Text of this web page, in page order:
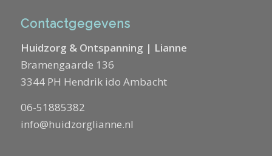
Contactgegevens
Huidzorg & Ontspanning | Lianne
Bramengaarde 136
3344 PH Hendrik ido Ambacht
06-51885382
info@huidzorglianne.nl